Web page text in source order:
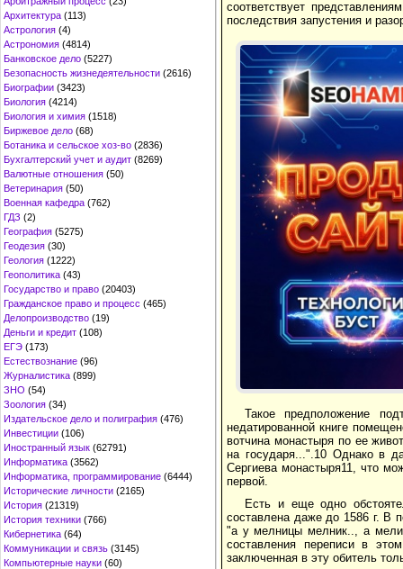
Архитектура (113)
Астрология (4)
Астрономия (4814)
Банковское дело (5227)
Безопасность жизнедеятельности (2616)
Биографии (3423)
Биология (4214)
Биология и химия (1518)
Биржевое дело (68)
Ботаника и сельское хоз-во (2836)
Бухгалтерский учет и аудит (8269)
Валютные отношения (50)
Ветеринария (50)
Военная кафедра (762)
ГДЗ (2)
География (5275)
Геодезия (30)
Геология (1222)
Геополитика (43)
Государство и право (20403)
Гражданское право и процесс (465)
Делопроизводство (19)
Деньги и кредит (108)
ЕГЭ (173)
Естествознание (96)
Журналистика (899)
ЗНО (54)
Зоология (34)
Издательское дело и полиграфия (476)
Инвестиции (106)
Иностранный язык (62791)
Информатика (3562)
Информатика, программирование (6444)
Исторические личности (2165)
История (21319)
История техники (766)
Кибернетика (64)
Коммуникации и связь (3145)
Компьютерные науки (60)
соответствует
последствия запустения и
Такое предположение
недатированной книге
вотчина монастыря по ее
на государя...".10 Однако в
Сергиева монастыря11, что
первой.
Есть и еще одно
составлена даже до 1586 г. В
"а у мелницы мелник.., а
составления переписи в
заключенная в эту обитель